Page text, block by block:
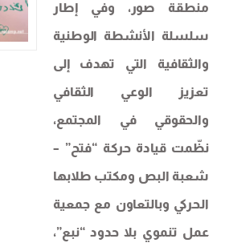
منطقة صور، وفي إطار
سلسلة الأنشطة الوطنية
والثقافية التي تهدف إلى
تعزيز الوعي الثقافي
والحقوقي في المجتمع،
نظّمت قيادة حركة “فتح” –
شعبة البص ومكتب طلابها
الحركي وبالتعاون مع جمعية
عمل تنموي بلا حدود “نبع”،